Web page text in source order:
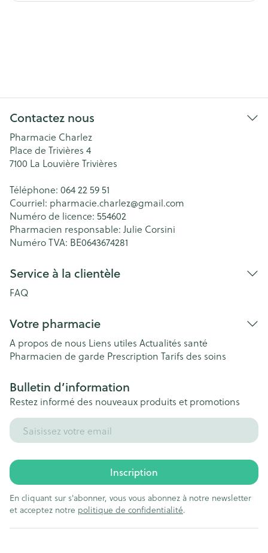
Contactez nous
Pharmacie Charlez
Place de Trivières 4
7100 La Louvière Trivières
Téléphone: 064 22 59 51
Courriel: pharmacie.charlez@gmail.com
Numéro de licence: 554602
Pharmacien responsable: Julie Corsini
Numéro TVA: BE0643674281
Service à la clientèle
FAQ
Votre pharmacie
A propos de nous Liens utiles Actualités santé
Pharmacien de garde Prescription Tarifs des soins
Bulletin d’information
Restez informé des nouveaux produits et promotions
Adresse mail
Inscription
En cliquant sur s'abonner, vous vous abonnez à notre newsletter
et acceptez notre politique de confidentialité.